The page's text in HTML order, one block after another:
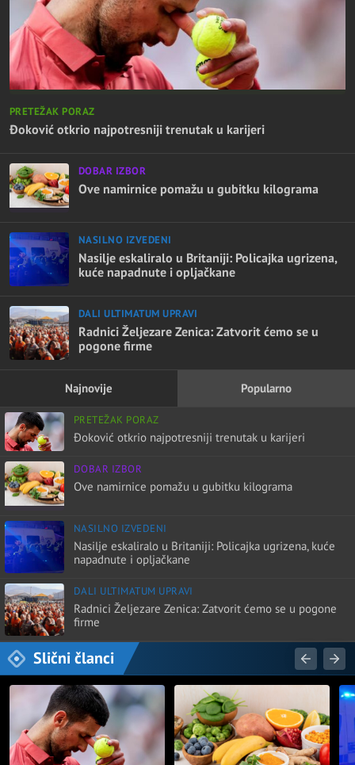
PRETEŽAK PORAZ
Đoković otkrio najpotresniji trenutak u karijeri
DOBAR IZBOR
Ove namirnice pomažu u gubitku kilograma
NASILNO IZVEDENI
Nasilje eskaliralo u Britaniji: Policajka ugrizena,
kuće napadnute i opljačkane
DALI ULTIMATUM UPRAVI
Radnici Željezare Zenica: Zatvorit ćemo se u
pogone firme
Najnovije Popularno
PRETEŽAK PORAZ
Đoković otkrio najpotresniji trenutak u karijeri
DOBAR IZBOR
Ove namirnice pomažu u gubitku kilograma
NASILNO IZVEDENI
Nasilje eskaliralo u Britaniji: Policajka ugrizena, kuće
napadnute i opljačkane
DALI ULTIMATUM UPRAVI
Radnici Željezare Zenica: Zatvorit ćemo se u pogone
firme
Slični članci